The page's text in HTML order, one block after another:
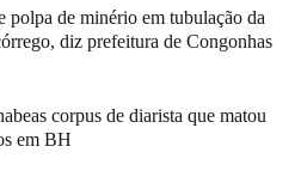
polpa de minério em tubulação da
diz prefeitura de Congonhas
corpus de diarista que matou
em BH